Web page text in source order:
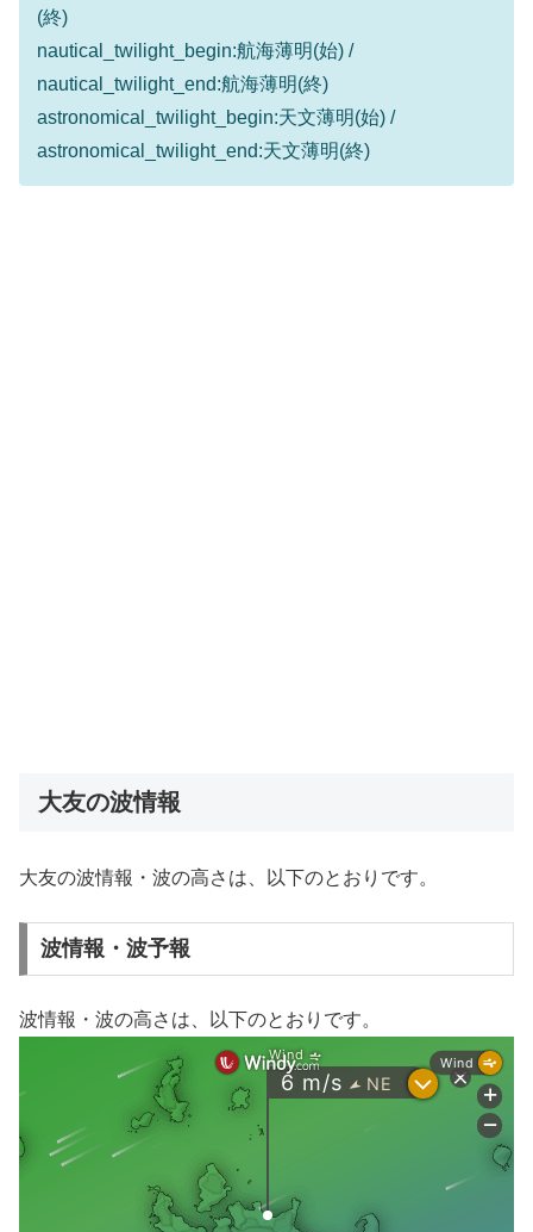
(終)
nautical_twilight_begin:航海薄明(始) /
nautical_twilight_end:航海薄明(終)
astronomical_twilight_begin:天文薄明(始) /
astronomical_twilight_end:天文薄明(終)
大友の波情報
大友の波情報・波の高さは、以下のとおりです。
波情報・波予報
波情報・波の高さは、以下のとおりです。